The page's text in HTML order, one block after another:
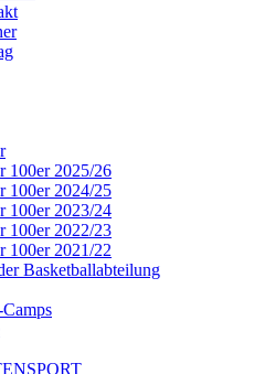
100er 2025/26
100er 2024/25
100er 2023/24
100er 2022/23
100er 2021/22
Basketballabteilung